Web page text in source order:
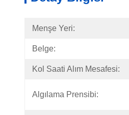
Menşe Yeri:
Belge:
Kol Saati Alım Mesafesi:
Algılama Prensibi: